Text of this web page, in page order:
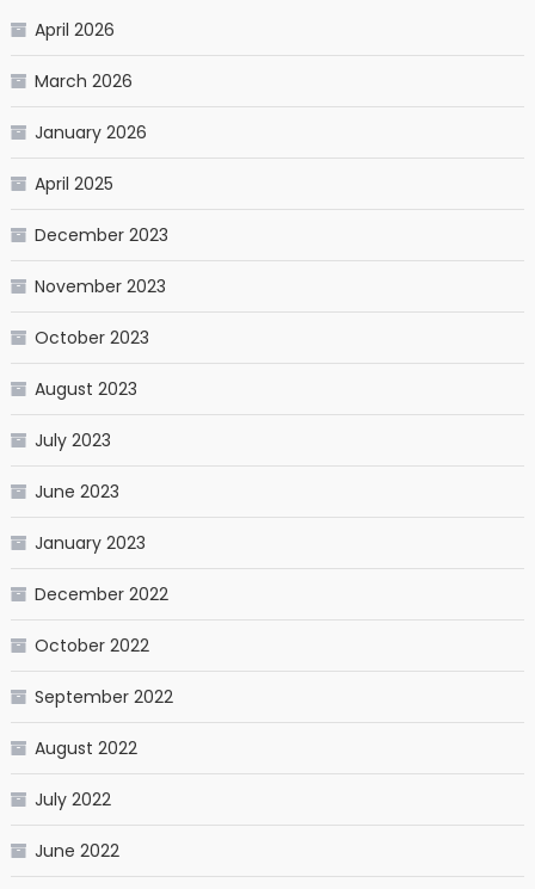
April 2026
March 2026
January 2026
April 2025
December 2023
November 2023
October 2023
August 2023
July 2023
June 2023
January 2023
December 2022
October 2022
September 2022
August 2022
July 2022
June 2022